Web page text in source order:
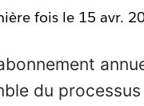
fois le 15 avr.
du